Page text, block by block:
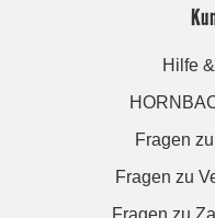
Hilfe
Fragen
Fragen zu
Fragen zu